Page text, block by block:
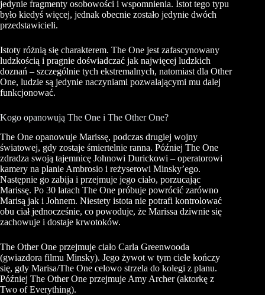
jedynie fragmenty osobowości i wspomnienia. Istot tego typu
było kiedyś więcej, jednak obecnie zostało jedynie dwóch
przedstawicieli.
Istoty różnią się charakterem. The One jest zafascynowany
ludzkością i pragnie doświadczać jak najwięcej ludzkich
doznań – szczególnie tych ekstremalnych, natomiast dla Other
One, ludzie są jedynie naczyniami pozwalającymi mu dalej
funkcjonować.
Kogo opanowują The One i The Other One?
The One opanowuje Marissę, podczas drugiej wojny
światowej, gdy zostaje śmiertelnie ranna. Później The One
zdradza swoją tajemnicę Johnowi Durickowi – operatorowi
kamery na planie Ambrosio i reżyserowi Minsky’ego.
Następnie go zabija i przejmuje jego ciało, porzucając
Marissę. Po 30 latach The One próbuje powrócić zarówno
Marisą jak i Johnem. Niestety istota nie potrafi kontrolować
obu ciał jednocześnie, co powoduje, że Marissa dziwnie się
zachowuje i dostaje krwotoków.
The Other One przejmuje ciało Carla Greenwooda
(gwiazdora filmu Minsky). Jego żywot w tym ciele kończy
się, gdy Marisa/The One celowo strzela do kolegi z planu.
Później The Other One przejmuje Amy Archer (aktorkę z
Two of Everything).